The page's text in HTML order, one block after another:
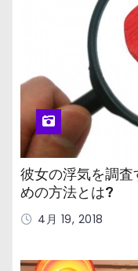
彼女の浮気を調
めの方法とは?
4月 19, 2018